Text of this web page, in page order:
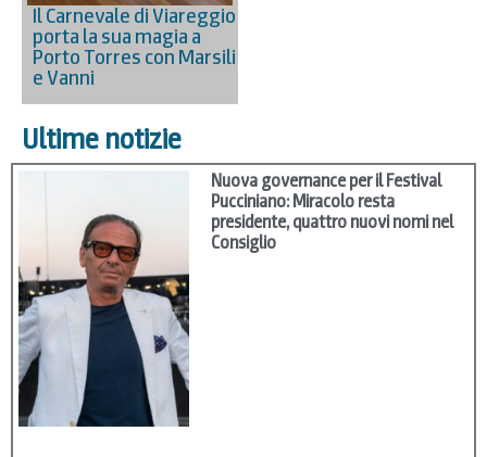
Il Carnevale di Viareggio
porta la sua magia a
Porto Torres con Marsili
e Vanni
Ultime notizie
Nuova governance per il Festival
Pucciniano: Miracolo resta
presidente, quattro nuovi nomi nel
Consiglio